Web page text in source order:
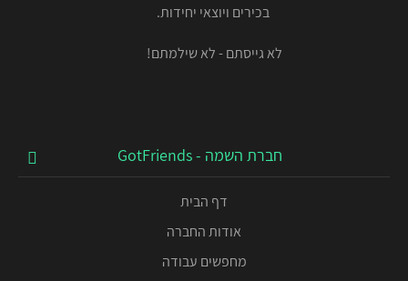
בכירים ויוצאי יחידות.
לא גייסתם - לא שילמתם!
חברת השמה - GotFriends
דף הבית
אודות החברה
מחפשים עבודה